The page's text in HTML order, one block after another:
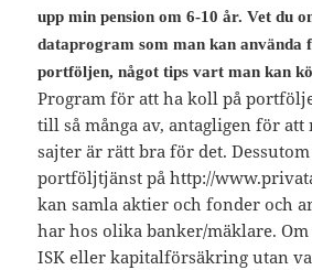
upp min pension om 6-10 år. Vet du
dataprogram som man kan använda
portföljen, något tips vart man kan
Program för att ha koll på
till så många av, antagligen för att
sajter är rätt bra för det.
portföljtjänst på http://
kan samla aktier och fonder och
har hos olika banker/mäklare.
ISK eller kapitalförsäkring utan